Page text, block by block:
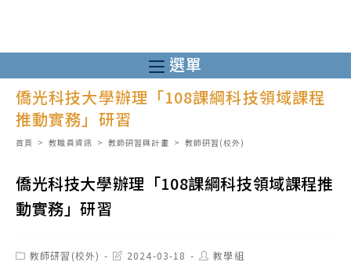
至
主
要
內
選單
僑光科技大學辦理「108課綱科技領域課程
推動實務」研習
首頁 > 教職員資訊 > 教師研習與計畫 > 教師研習(校外)
僑光科技大學辦理「108課綱科技領域課程推
動實務」研習
Post教師研習(校外)
Post2024-03-18
Post教學組